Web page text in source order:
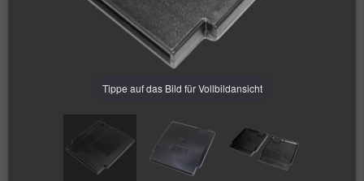
Tippe auf das Bild für Vollbildansicht